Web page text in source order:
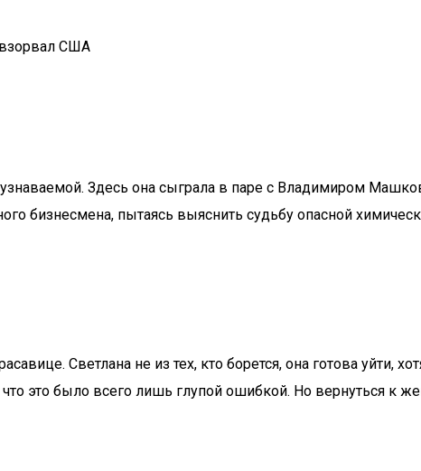
США
Здесь она сыграла в паре с Владимиром
бизнесмена, пытаясь выяснить судьбу опасной
Светлана не из тех, кто борется, она готова уйти,
это было всего лишь глупой ошибкой. Но вернуться к